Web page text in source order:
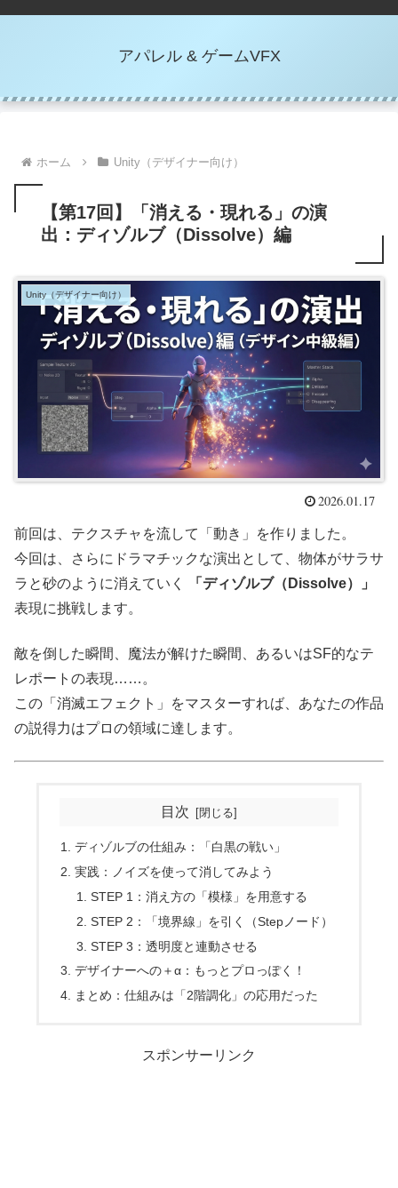
アパレル & ゲームVFX
ホーム Unity（デザイナー向け）
【第17回】「消える・現れる」の演
出：ディゾルブ（Dissolve）編
Unity（デザイナー向け）
2026.01.17
前回は、テクスチャを流して「動き」を作りました。
今回は、さらにドラマチックな演出として、物体がサラサ
ラと砂のように消えていく
「ディゾルブ（Dissolve）」
表現に挑戦します。
敵を倒した瞬間、魔法が解けた瞬間、あるいはSF的なテ
レポートの表現……。
この「消滅エフェクト」をマスターすれば、あなたの作品
の説得力はプロの領域に達します。
目次
ディゾルブの仕組み：「白黒の戦い」
実践：ノイズを使って消してみよう
STEP 1：消え方の「模様」を用意する
STEP 2：「境界線」を引く（Stepノード）
STEP 3：透明度と連動させる
デザイナーへの＋α：もっとプロっぽく！
まとめ：仕組みは「2階調化」の応用だった
スポンサーリンク